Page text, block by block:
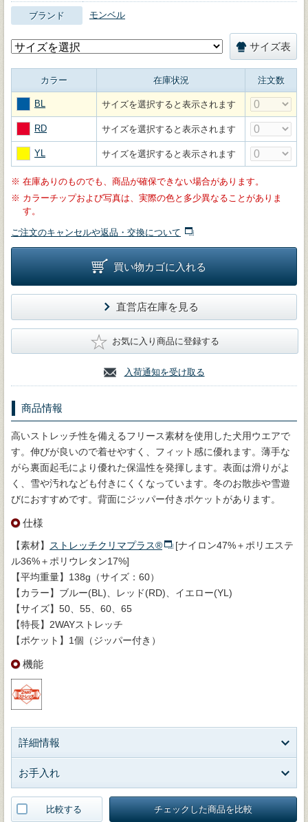
ブランド モンベル
サイズ表
カラー 在庫状況 注文数
BL サイズを選択すると表示されます
RD サイズを選択すると表示されます
YL サイズを選択すると表示されます
※ 在庫ありのものでも、商品が確保できない場合があります。
※ カラーチップおよび写真は、実際の色と多少異なることがありま
す。
ご注文のキャンセルや返品・交換について
買い物カゴに入れる
直営店在庫を見る
★ お気に入り商品に登録する
入荷通知を受け取る
商品情報
高いストレッチ性を備えるフリース素材を使用した犬用ウエアで
す。伸びが良いので着せやすく、フィット感に優れます。薄手な
がら裏面起毛により優れた保温性を発揮します。表面は滑りがよ
く、雪や汚れなども付きにくくなっています。冬のお散歩や雪遊
びにおすすめです。背面にジッパー付きポケットがあります。
仕様
【素材】 ストレッチクリマプラス®
[ナイロン47%＋ポリエステ
ル36%＋ポリウレタン17%]
【平均重量】138g（サイズ：60）
【カラー】ブルー(BL)、レッド(RD)、イエロー(YL)
【サイズ】50、55、60、65
【特長】2WAYストレッチ
【ポケット】1個（ジッパー付き）
機能
詳細情報
お手入れ
比較する チェックした商品を比較